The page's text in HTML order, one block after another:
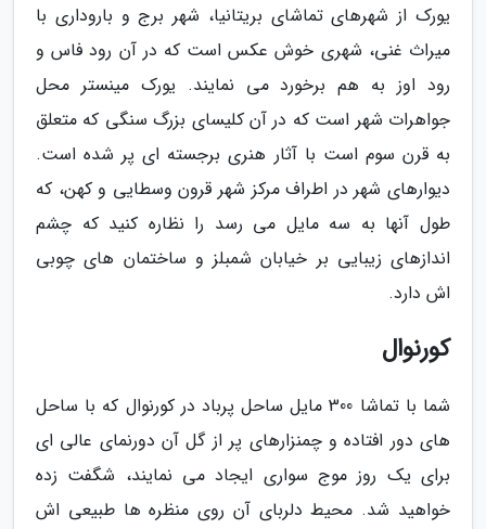
یورک از شهرهای تماشای بریتانیا، شهر برج و باروداری با
میراث غنی، شهری خوش عکس است که در آن رود فاس و
رود اوز به هم برخورد می نمایند. یورک مینستر محل
جواهرات شهر است که در آن کلیسای بزرگ سنگی که متعلق
به قرن سوم است با آثار هنری برجسته ای پر شده است.
دیوارهای شهر در اطراف مرکز شهر قرون وسطایی و کهن، که
طول آنها به سه مایل می رسد را نظاره کنید که چشم
اندازهای زیبایی بر خیابان شمبلز و ساختمان های چوبی
اش دارد.
کورنوال
شما با تماشا 300 مایل ساحل پرباد در کورنوال که با ساحل
های دور افتاده و چمنزارهای پر از گل آن دورنمای عالی ای
برای یک روز موج سواری ایجاد می نمایند، شگفت زده
خواهید شد. محیط دلربای آن روی منظره ها طبیعی اش